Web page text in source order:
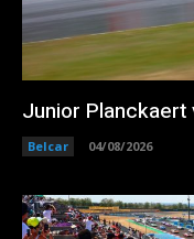
Junior
Belcar 04/08/2026